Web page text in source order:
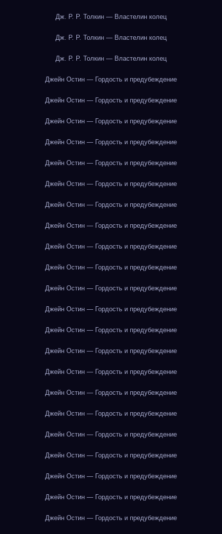
Дж. Р. Р. Толкин — Властелин колец
Дж. Р. Р. Толкин — Властелин колец
Дж. Р. Р. Толкин — Властелин колец
Джейн Остин — Гордость и предубеждение
Джейн Остин — Гордость и предубеждение
Джейн Остин — Гордость и предубеждение
Джейн Остин — Гордость и предубеждение
Джейн Остин — Гордость и предубеждение
Джейн Остин — Гордость и предубеждение
Джейн Остин — Гордость и предубеждение
Джейн Остин — Гордость и предубеждение
Джейн Остин — Гордость и предубеждение
Джейн Остин — Гордость и предубеждение
Джейн Остин — Гордость и предубеждение
Джейн Остин — Гордость и предубеждение
Джейн Остин — Гордость и предубеждение
Джейн Остин — Гордость и предубеждение
Джейн Остин — Гордость и предубеждение
Джейн Остин — Гордость и предубеждение
Джейн Остин — Гордость и предубеждение
Джейн Остин — Гордость и предубеждение
Джейн Остин — Гордость и предубеждение
Джейн Остин — Гордость и предубеждение
Джейн Остин — Гордость и предубеждение
Джейн Остин — Гордость и предубеждение